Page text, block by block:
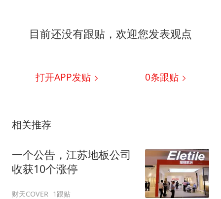
目前还没有跟贴，欢迎您发表观点
打开APP发贴 0条跟贴
相关推荐
一个公告，江苏地板公司
收获10个涨停
财天COVER 1跟贴